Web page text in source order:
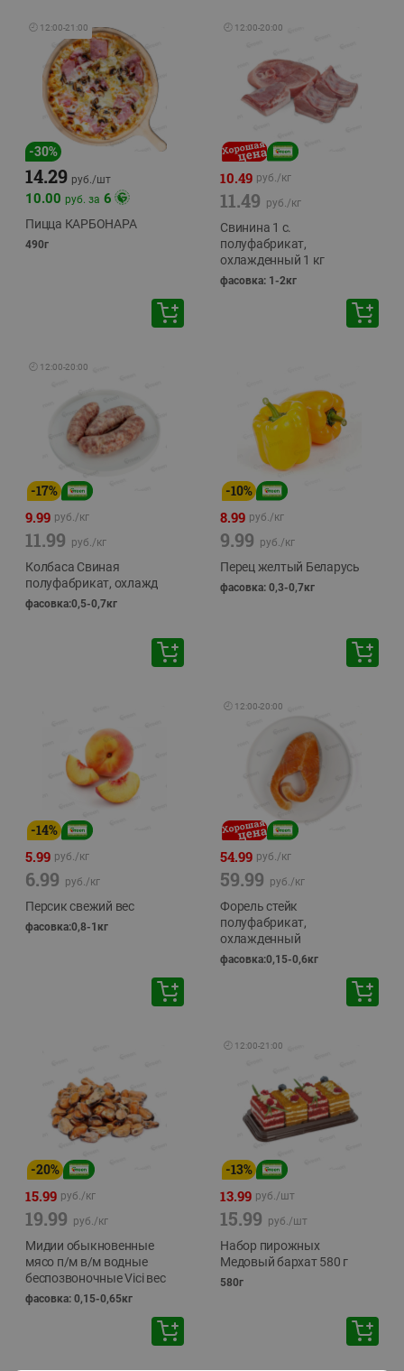
🕘 12:00-21:00
-30%
14.29 руб./шт
10.00 руб. за 6
Пицца КАРБОНАРА
490г
🕘 12:00-20:00
10.49 руб./кг
11.49 руб./кг
Свинина 1 с.
полуфабрикат,
охлажденный 1 кг
фасовка: 1-2кг
🕘 12:00-20:00
-17%
9.99 руб./кг
11.99 руб./кг
Колбаса Свиная
полуфабрикат, охлажд
фасовка:0,5-0,7кг
-10%
8.99 руб./кг
9.99 руб./кг
Перец желтый Беларусь
фасовка: 0,3-0,7кг
-14%
5.99 руб./кг
6.99 руб./кг
Персик свежий вес
фасовка:0,8-1кг
🕘 12:00-20:00
54.99 руб./кг
59.99 руб./кг
Форель стейк
полуфабрикат,
охлажденный
фасовка:0,15-0,6кг
-20%
15.99 руб./кг
19.99 руб./кг
Мидии обыкновенные
мясо п/м в/м водные
беспозвоночные Vici вес
фасовка: 0,15-0,65кг
🕘 12:00-21:00
-13%
13.99 руб./шт
15.99 руб./шт
Набор пирожных
Медовый бархат 580 г
580г